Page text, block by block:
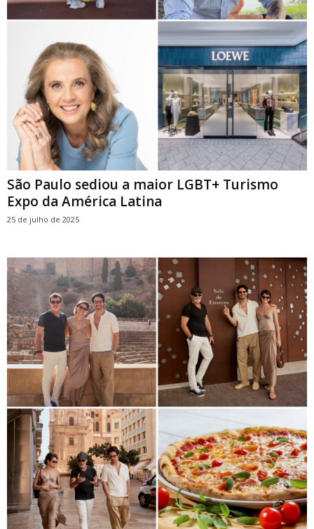
São Paulo sediou a maior LGBT+ Turismo
Expo da América Latina
25 de julho de 2025